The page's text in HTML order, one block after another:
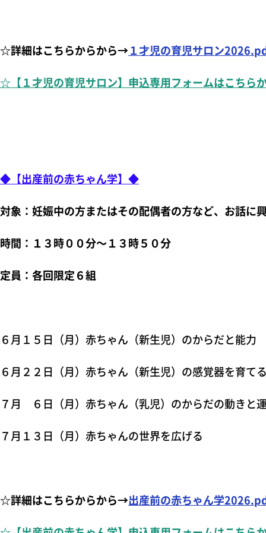
☆詳細はこちらからから→１才児の育児サロン
☆【１才児の育児サロン】申込専用フォームはこちら
◆【出産前の赤ちゃん学】◆
対象：妊娠中の方またはその配偶者の方など、お話に
時間：１３時００分～１３時５０分
定員：各回限定６組
６月１５日（月）赤ちゃん（新生児）のからだと能力
６月２２日（月）赤ちゃん（新生児）の感覚器を育てる
７月 ６日（月）赤ちゃん（乳児）のからだの動きと
７月１３日（月）赤ちゃんの世界を広げる
☆詳細はこちらからから→出産前の赤ちゃん学